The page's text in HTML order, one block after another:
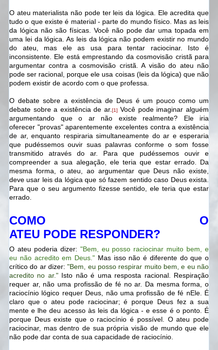
O ateu materialista não pode ter leis da lógica. Ele acredita que
tudo o que existe é material - parte do mundo físico. Mas as leis
da lógica não são físicas. Você não pode dar uma topada em
uma lei da lógica. As leis da lógica não podem existir no mundo
do ateu, mas ele as usa para tentar raciocinar. Isto é
inconsistente. Ele está emprestando da cosmovisão cristã para
argumentar contra a cosmovisão cristã. A visão do ateu não
pode ser racional, porque ele usa coisas (leis da lógica) que não
podem existir de acordo com o que professa.
O debate sobre a existência de Deus é um pouco como um
debate sobre a existência de ar.[1] Você pode imaginar alguém
argumentando que o ar não existe realmente? Ele iria
oferecer "provas"aparentemente excelentes contra a existência
de ar, enquanto respiraria simultaneamente do ar e esperaria
que pudéssemos ouvir suas palavras conforme o som fosse
transmitido através do ar. Para que pudéssemos ouvir e
compreender a sua alegação, ele teria que estar errado. Da
mesma forma, o ateu, ao argumentar que Deus não existe,
deve usar leis da lógica que só fazem sentido caso Deus exista.
Para que o seu argumento fizesse sentido, ele teria que estar
errado.
COMO O
ATEU PODE RESPONDER?
O ateu poderia dizer: "Bem, eu posso raciocinar muito bem, e
eu não acredito em Deus." Mas isso não é diferente do que o
crítico do ar dizer:"Bem, eu posso respirar muito bem, e eu não
acredito no ar." Isto não é uma resposta racional. Respiração
requer ar, não uma profissão de fé no ar. Da mesma forma, o
raciocínio lógico requer Deus, não uma profissão de fé nEle. É
claro que o ateu pode raciocinar; é porque Deus fez a sua
mente e lhe deu acesso às leis da lógica - e esse é o ponto. É
porque Deus existe que o raciocínio é possível. O ateu pode
raciocinar, mas dentro de sua própria visão de mundo que ele
não pode dar conta de sua capacidade de raciocínio.